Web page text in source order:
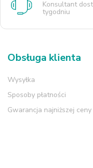
Konsultant
tygodniu
Obsługa klienta
Wysyłka
Sposoby płatności
Gwarancja najniższej ceny